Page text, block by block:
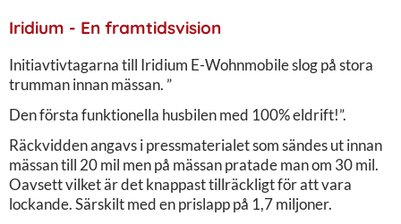
Iridium - En framtidsvision
Initiavtivtagarna till Iridium E-Wohnmobile slog på stora
trumman innan mässan. ”
Den första funktionella husbilen med 100% eldrift!”.
Räckvidden angavs i pressmaterialet som sändes ut innan
mässan till 20 mil men på mässan pratade man om 30 mil.
Oavsett vilket är det knappast tillräckligt för att vara
lockande. Särskilt med en prislapp på 1,7 miljoner.